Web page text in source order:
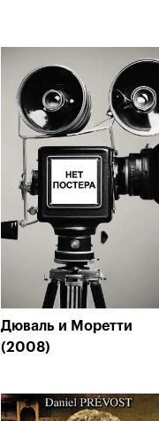
Дюваль и Моретти
(2008)